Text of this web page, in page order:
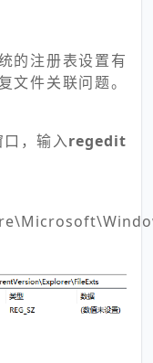
的注册表设置有
文件关联问题。
口，输入regedit